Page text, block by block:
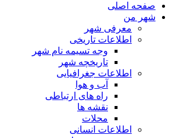
صفحه اصلی
شهر من
معرفی شهر
اطلاعات تاریخی
وجه تسیمه نام شهر
تاریخچه شهر
اطلاعات جغرافیایی
آب و هوا
راه های ارتباطی
نقشه ها
محلات
اطلاعات انسانی